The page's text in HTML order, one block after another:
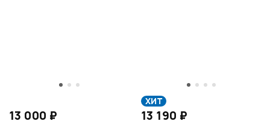
13 000 ₽
ХИТ
13 190 ₽